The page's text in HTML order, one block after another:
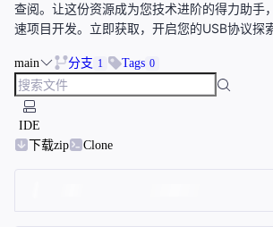
查阅。让这份资源成为您技术进阶的得力助手
速项目开发。立即获取，开启您的USB协议探
main 分支 1 Tags 0
IDE
下载zip
Clone